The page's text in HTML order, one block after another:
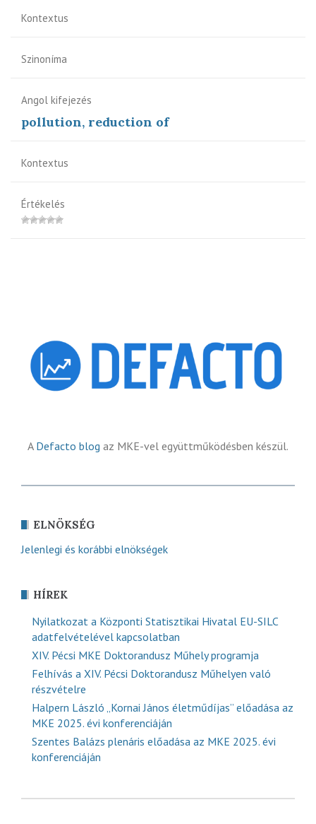
Kontextus
Szinoníma
Angol kifejezés
pollution, reduction of
Kontextus
Értékelés
A Defacto blog az MKE-vel együttműködésben készül.
ELNÖKSÉG
Jelenlegi és korábbi elnökségek
HÍREK
Nyilatkozat a Központi Statisztikai Hivatal EU-SILC
adatfelvételével kapcsolatban
XIV. Pécsi MKE Doktorandusz Műhely programja
Felhívás a XIV. Pécsi Doktorandusz Műhelyen való
részvételre
Halpern László „Kornai János életműdíjas” előadása az
MKE 2025. évi konferenciáján
Szentes Balázs plenáris előadása az MKE 2025. évi
konferenciáján